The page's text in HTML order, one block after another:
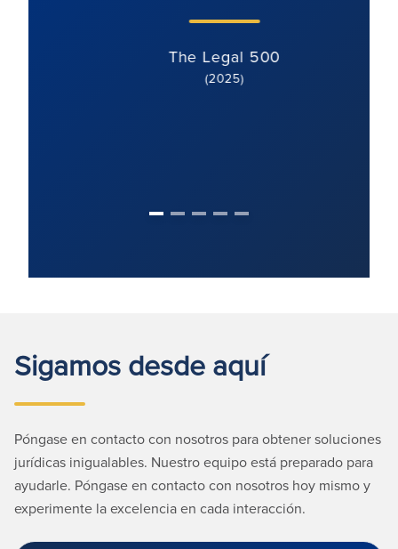
The Legal 500
(2025)
Sigamos desde aquí
Póngase en contacto con nosotros para obtener soluciones
jurídicas inigualables. Nuestro equipo está preparado para
ayudarle. Póngase en contacto con nosotros hoy mismo y
experimente la excelencia en cada interacción.